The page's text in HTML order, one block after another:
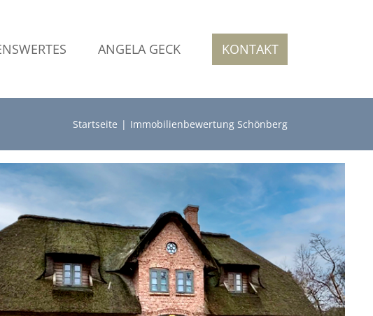
ANGELA GECK KONTAKT
Startseite Immobilienbewertung Schönberg